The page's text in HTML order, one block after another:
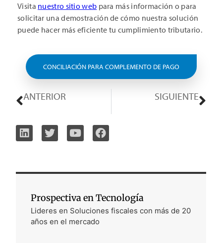
Visita nuestro sitio web para más información o para
solicitar una demostración de cómo nuestra solución
puede hacer más eficiente tu cumplimiento tributario.
CONCILIACIÓN PARA COMPLEMENTO DE PAGO
ANTERIOR SIGUIENTE
Prospectiva en Tecnología
Lideres en Soluciones fiscales con más de 20
años en el mercado